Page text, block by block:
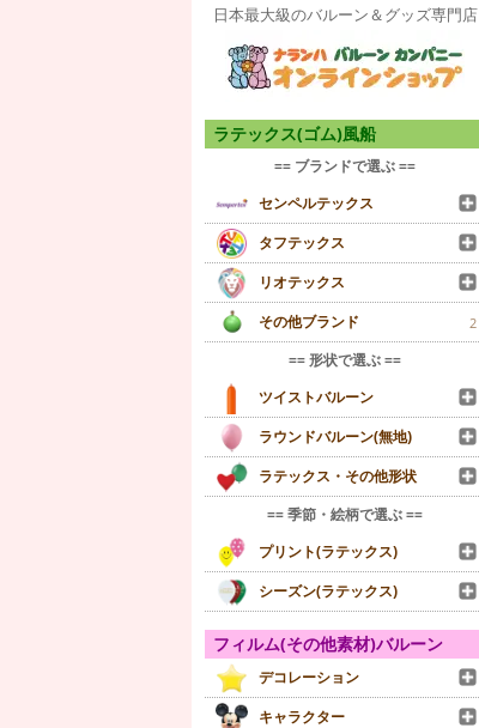
日本最大級のバルーン＆グッズ専門店
ラテックス(ゴム)風船
== ブランドで選ぶ ==
センペルテックス
タフテックス
リオテックス
その他ブランド
2
== 形状で選ぶ ==
ツイストバルーン
ラウンドバルーン(無地)
ラテックス・その他形状
== 季節・絵柄で選ぶ ==
プリント(ラテックス)
シーズン(ラテックス)
フィルム(その他素材)バルーン
デコレーション
キャラクター